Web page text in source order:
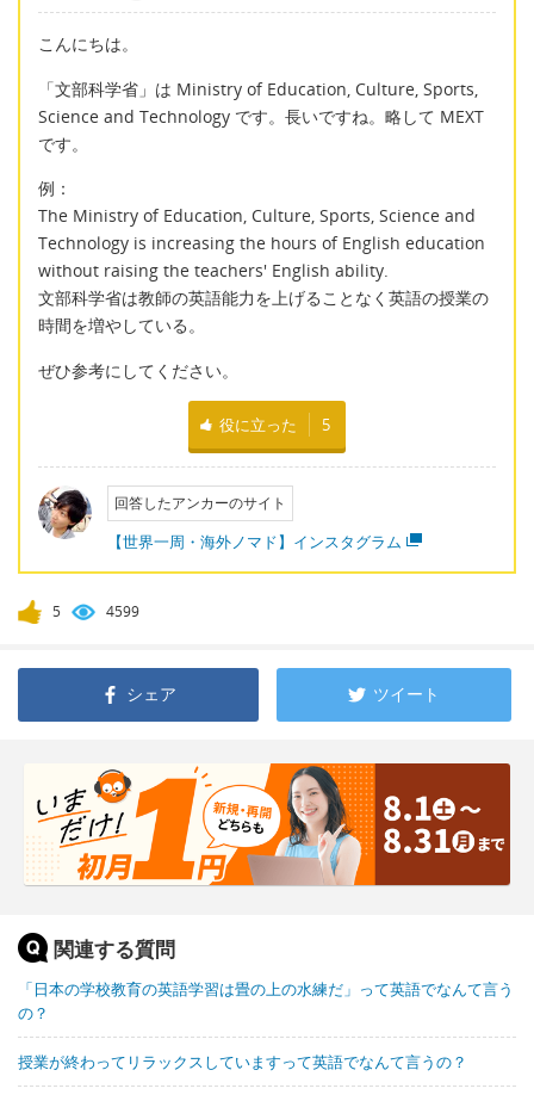
こんにちは。
「文部科学省」は Ministry of Education, Culture, Sports,
Science and Technology です。長いですね。略して MEXT
です。
例：
The Ministry of Education, Culture, Sports, Science and
Technology is increasing the hours of English education
without raising the teachers' English ability.
文部科学省は教師の英語能力を上げることなく英語の授業の
時間を増やしている。
ぜひ参考にしてください。
役に立った 5
回答したアンカーのサイト
【世界一周・海外ノマド】インスタグラム
5 4599
シェア ツイート
関連する質問
「日本の学校教育の英語学習は畳の上の水練だ」って英語でなんて言う
の？
授業が終わってリラックスしていますって英語でなんて言うの？